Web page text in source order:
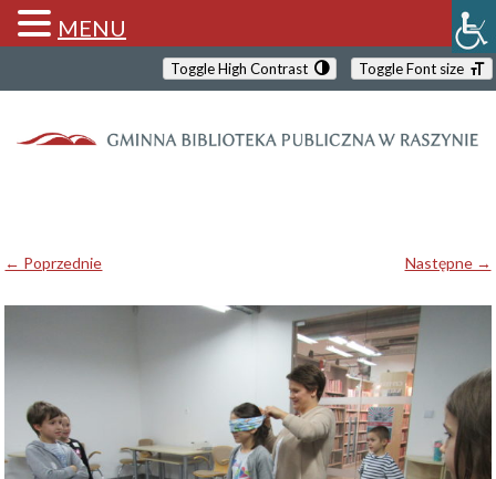
Toggle High Contrast Toggle Font size
← Poprzednie Następne →
MENU